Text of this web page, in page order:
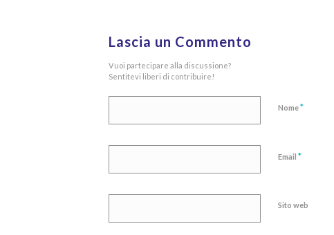
Lascia un Commento
Vuoi partecipare alla discussione?
Sentitevi liberi di contribuire!
Nome*
Email *
Sito web